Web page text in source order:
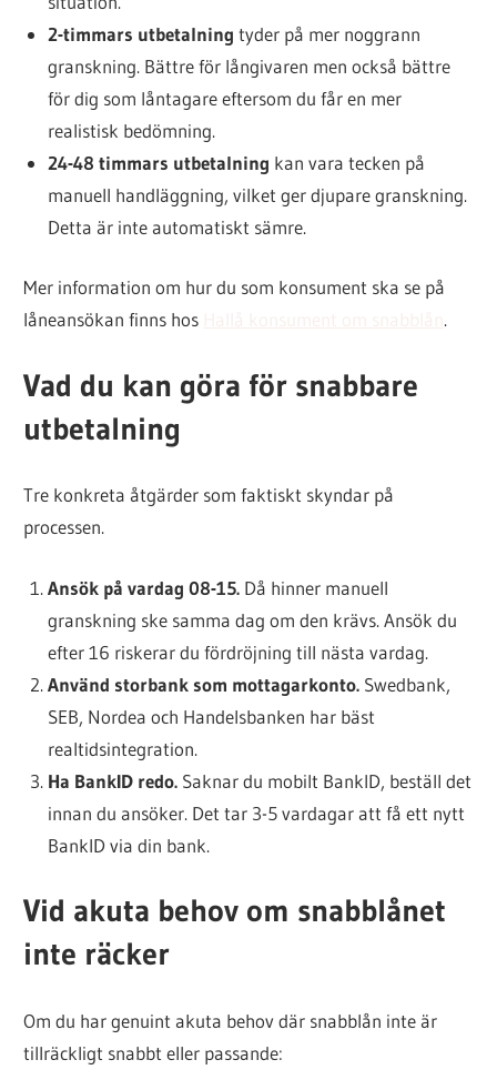
2-timmars utbetalning tyder på mer noggrann
granskning. Bättre för långivaren men också bättre
för dig som låntagare eftersom du får en mer
realistisk bedömning.
24-48 timmars utbetalning kan vara tecken på
manuell handläggning, vilket ger djupare granskning.
Detta är inte automatiskt sämre.
Mer information om hur du som konsument ska se på
låneansökan finns hos
.
Vad du kan göra för snabbare
utbetalning
Tre konkreta åtgärder som faktiskt skyndar på
processen.
Ansök på vardag 08-15.Då hinner manuell
granskning ske samma dag om den krävs. Ansök du
efter 16 riskerar du fördröjning till nästa vardag.
Använd storbank som mottagarkonto.Swedbank,
SEB, Nordea och Handelsbanken har bäst
realtidsintegration.
Ha BankID redo.Saknar du mobilt BankID, beställ det
innan du ansöker. Det tar 3-5 vardagar att få ett nytt
BankID via din bank.
Vid akuta behov om snabblånet
inte räcker
Om du har genuint akuta behov där snabblån inte är
tillräckligt snabbt eller passande: